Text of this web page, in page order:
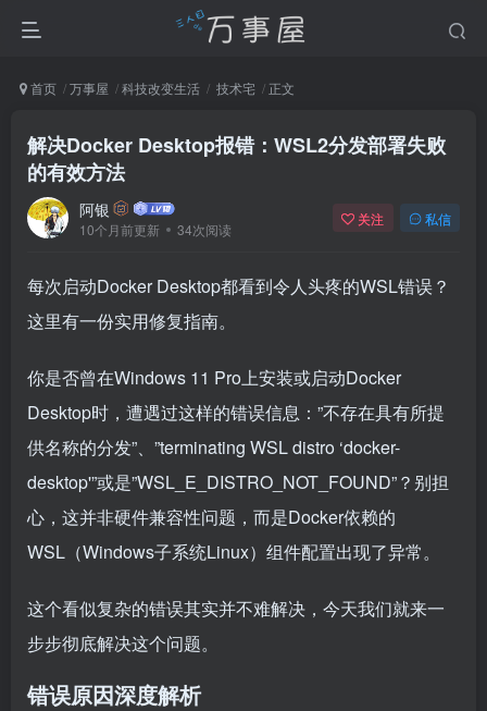
首页 万事屋 科技改变生活 技术宅 正文
解决Docker Desktop报错：WSL2分发部署失败
的有效方法
阿银
10个月前更新 34次阅读
关注 私信
每次启动Docker Desktop都看到令人头疼的WSL错误？
这里有一份实用修复指南。
你是否曾在Windows 11 Pro上安装或启动Docker
Desktop时，遭遇过这样的错误信息：”不存在具有所提
供名称的分发”、”terminating WSL distro ‘docker-
desktop'”或是”WSL_E_DISTRO_NOT_FOUND”？别担
心，这并非硬件兼容性问题，而是Docker依赖的
WSL（Windows子系统Linux）组件配置出现了异常。
这个看似复杂的错误其实并不难解决，今天我们就来一
步步彻底解决这个问题。
错误原因深度解析